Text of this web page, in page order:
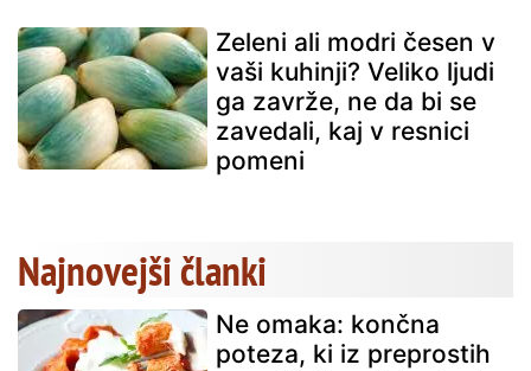
Zeleni ali modri česen v
vaši kuhinji? Veliko ljudi
ga zavrže, ne da bi se
zavedali, kaj v resnici
pomeni
Najnovejši članki
Ne omaka: končna
poteza, ki iz preprostih